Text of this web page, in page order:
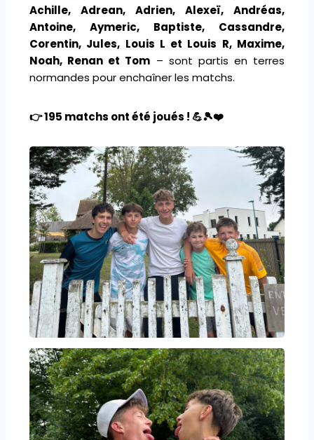
Achille, Adrean, Adrien, Alexeï, Andréas,
Antoine, Aymeric, Baptiste, Cassandre,
Corentin, Jules, Louis L et Louis R, Maxime,
Noah, Renan et Tom – sont partis en terres
normandes pour enchaîner les matchs.
👉 195 matchs ont été joués ! 💪🎾❤️